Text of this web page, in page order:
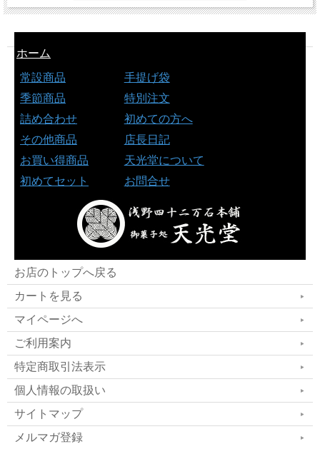
ホーム
常設商品
季節商品
詰め合わせ
その他商品
お買い得商品
初めてセット
手提げ袋
特別注文
初めての方へ
店長日記
天光堂について
お問合せ
お店のトップへ戻る
カートを見る
マイページへ
ご利用案内
特定商取引法表示
個人情報の取扱い
サイトマップ
メルマガ登録